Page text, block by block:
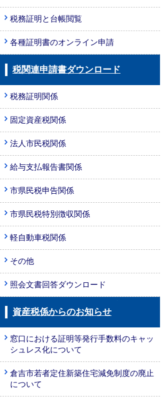
税務証明と台帳閲覧
各種証明書のオンライン申請
税関連申請書ダウンロード
税務証明関係
固定資産税関係
法人市民税関係
給与支払報告書関係
市県民税申告関係
市県民税特別徴収関係
軽自動車税関係
その他
照会文書回答ダウンロード
資産税係からのお知らせ
窓口における証明等発行手数料のキャッ
シュレス化について
倉吉市若者定住新築住宅減免制度の廃止
について